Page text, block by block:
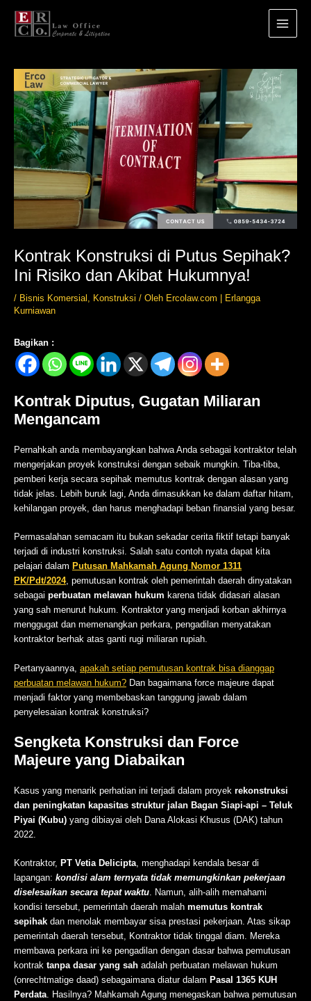
konten
Main
Menu
Kontrak Konstruksi di Putus Sepihak?
Ini Risiko dan Akibat Hukumnya!
/ Bisnis Komersial , Konstruksi / Oleh Ercolaw.com | Erlangga
Kurniawan
Bagikan :
Kontrak Diputus, Gugatan Miliaran
Mengancam
Pernahkah anda membayangkan bahwa Anda sebagai kontraktor telah
mengerjakan proyek konstruksi dengan sebaik mungkin. Tiba-tiba,
pemberi kerja secara sepihak memutus kontrak dengan alasan yang
tidak jelas. Lebih buruk lagi, Anda dimasukkan ke dalam daftar hitam,
kehilangan proyek, dan harus menghadapi beban finansial yang besar.
Permasalahan semacam itu bukan sekadar cerita fiktif tetapi banyak
terjadi di industri konstruksi. Salah satu contoh nyata dapat kita
pelajari dalam Putusan Mahkamah Agung Nomor 1311
PK/Pdt/2024, pemutusan kontrak oleh pemerintah daerah dinyatakan
sebagai perbuatan melawan hukum karena tidak didasari alasan
yang sah menurut hukum. Kontraktor yang menjadi korban akhirnya
menggugat dan memenangkan perkara, pengadilan menyatakan
kontraktor berhak atas ganti rugi miliaran rupiah.
Pertanyaannya, apakah setiap pemutusan kontrak bisa dianggap
perbuatan melawan hukum? Dan bagaimana force majeure dapat
menjadi faktor yang membebaskan tanggung jawab dalam
penyelesaian kontrak konstruksi?
Sengketa Konstruksi dan Force
Majeure yang Diabaikan
Kasus yang menarik perhatian ini terjadi dalam proyek rekonstruksi
dan peningkatan kapasitas struktur jalan Bagan Siapi-api – Teluk
Piyai (Kubu) yang dibiayai oleh Dana Alokasi Khusus (DAK) tahun
2022.
Kontraktor, PT Vetia Delicipta, menghadapi kendala besar di
lapangan: kondisi alam ternyata tidak memungkinkan pekerjaan
diselesaikan secara tepat waktu. Namun, alih-alih memahami
kondisi tersebut, pemerintah daerah malah memutus kontrak
sepihak dan menolak membayar sisa prestasi pekerjaan. Atas sikap
pemerintah daerah tersebut, Kontraktor tidak tinggal diam. Mereka
membawa perkara ini ke pengadilan dengan dasar bahwa pemutusan
kontrak tanpa dasar yang sah adalah perbuatan melawan hukum
(onrechtmatige daad) sebagaimana diatur dalam Pasal 1365 KUH
Perdata. Hasilnya? Mahkamah Agung menegaskan bahwa pemutusan